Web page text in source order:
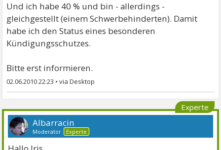
Und ich habe 40 % und bin - allerdings -
gleichgestellt (einem Schwerbehinderten). Damit
habe ich den Status eines besonderen
Kündigungsschutzes.
Bitte erst informieren.
02.06.2010 22:23 •
Experte
Albarracin
Moderator Experte